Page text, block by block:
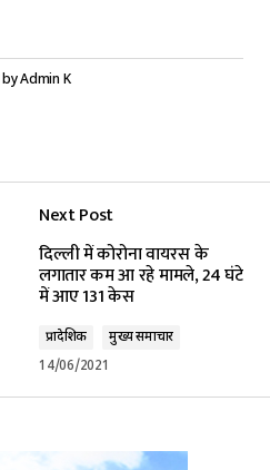
byAdmin K
Next Post
दिल्ली में कोरोना वायरस के
लगातार कम आ रहे मामले, 24 घंटे
में आए 131 केस
प्रादेशिक
मुख्य समाचार
14/06/2021